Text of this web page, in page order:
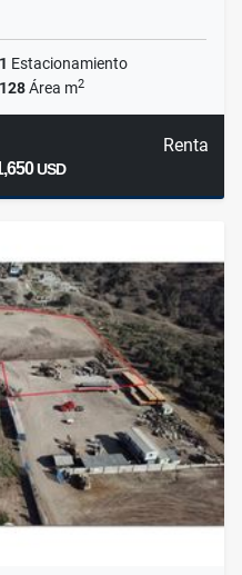
1 Estacionamiento
128Área m2
Renta
USD